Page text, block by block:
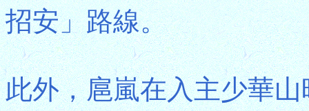
招安」路線。
此外，扈嵐在入主少華